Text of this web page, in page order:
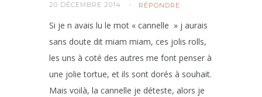
20 DÉCEMBRE 2014 RÉPONDRE
Si je n avais lu le mot « cannelle » j aurais
sans doute dit miam miam, ces jolis rolls,
les uns à coté des autres me font penser à
une jolie tortue, et ils sont dorés à souhait.
Mais voilà, la cannelle je déteste, alors je